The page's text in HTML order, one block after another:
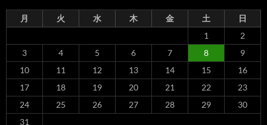
月 火 水 木 金 土
日
1
2
3
4 5 6 7 8
9
10
11 12 13 14 15
16
17
18 19 20 21 22
23
24
25 26 27 28 29
30
31